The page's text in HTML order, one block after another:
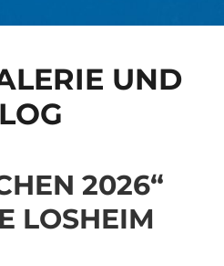
UND
2026“
LOSHEIM